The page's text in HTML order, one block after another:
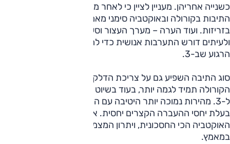
כשנייה אחריהן. מעניין לציין כי לאחר מספר זינוקים רצופים הראו
התיבות בקורולה ובאוקטביה סימני מאמץ, והגיבו מעט פחות
בזריזות. ועוד הערה – מערך העצור וסע בסקודה פעלתן מדי
ולעיתים דורש התערבות אנושית כדי לחזור לחיים, לעומת זה
הרגוע שב-3.
סוג התיבה השפיע גם על צריכת הדלק. בעומסים משתנים
הקורולה תמיד לגמה יותר, בעוד בשיוט בין עירוני, היא השתוותה
בעלת יחסי ההעברה הקצרים יחסית. אבל כמעט בכל מצב הייתה
האוקטביה הכי החסכונית, ויתרון המצמד (אוקטביה ופוקוס) בלט
במאמץ.